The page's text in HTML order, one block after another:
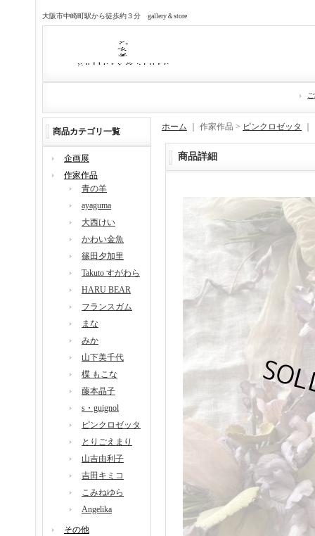
大阪市中崎町駅から徒歩約３分 gallery＆store
商品カテゴリ一覧
企画展
作家作品
青の羊
ayaguma
大西けい
かわい金魚
篠田夕加里
Takuto すがわら
HARU BEAR
フランスガム
まな
みか
山下美千代
楪 もこな
藤本晶子
s・guignol
ピンクロゼッタ
とりごえまり
山吉由利子
吉田キミコ
こみねゆら
Angelika
その他
ホーム ｜ 作家作品 > ピンクロゼッタ
商品詳細